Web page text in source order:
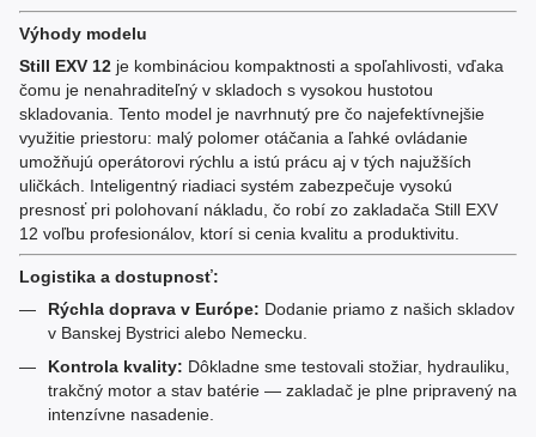
Výhody modelu
Still EXV 12 je kombináciou kompaktnosti a spoľahlivosti, vďaka
čomu je nenahraditeľný v skladoch s vysokou hustotou
skladovania. Tento model je navrhnutý pre čo najefektívnejšie
využitie priestoru: malý polomer otáčania a ľahké ovládanie
umožňujú operátorovi rýchlu a istú prácu aj v tých najužších
uličkách. Inteligentný riadiaci systém zabezpečuje vysokú
presnosť pri polohovaní nákladu, čo robí zo zakladača Still EXV
12 voľbu profesionálov, ktorí si cenia kvalitu a produktivitu.
Logistika a dostupnosť:
Rýchla doprava v Európe: Dodanie priamo z našich skladov
v Banskej Bystrici alebo Nemecku.
Kontrola kvality: Dôkladne sme testovali stožiar, hydrauliku,
trakčný motor a stav batérie — zakladač je plne pripravený na
intenzívne nasadenie.